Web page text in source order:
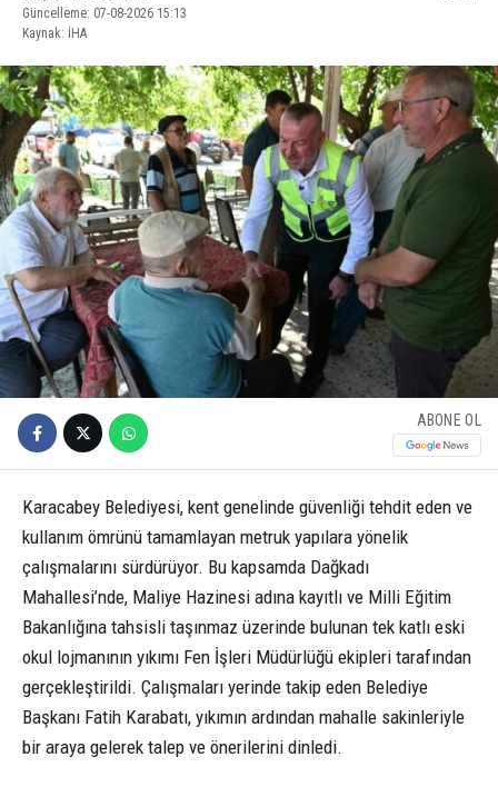
Güncelleme: 07-08-2026 15:13
Kaynak: İHA
ABONE OL
Karacabey Belediyesi, kent genelinde güvenliği tehdit eden ve
kullanım ömrünü tamamlayan metruk yapılara yönelik
çalışmalarını sürdürüyor. Bu kapsamda Dağkadı
Mahallesi’nde, Maliye Hazinesi adına kayıtlı ve Milli Eğitim
Bakanlığına tahsisli taşınmaz üzerinde bulunan tek katlı eski
okul lojmanının yıkımı Fen İşleri Müdürlüğü ekipleri tarafından
gerçekleştirildi. Çalışmaları yerinde takip eden Belediye
Başkanı Fatih Karabatı, yıkımın ardından mahalle sakinleriyle
bir araya gelerek talep ve önerilerini dinledi.